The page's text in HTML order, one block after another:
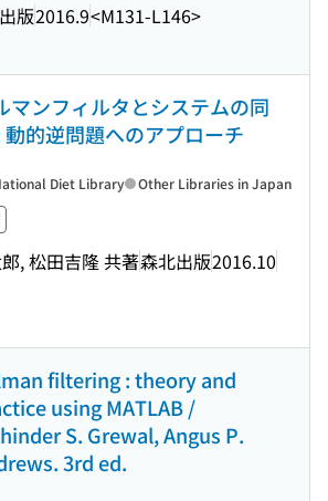
版2016.9<M131-L146>
マンフィルタとシステムの同
動的逆問題へのアプローチ
, 松田吉隆 共著森北出版2016.10
Diet Library Other Libraries in Japan
filtering : theory and
using MATLAB /
S. Grewal, Angus P.
3rd ed.